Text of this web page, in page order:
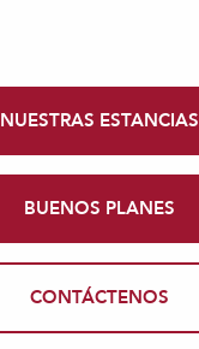
NUESTRAS ESTANCIAS
BUENOS PLANES
CONTÁCTENOS